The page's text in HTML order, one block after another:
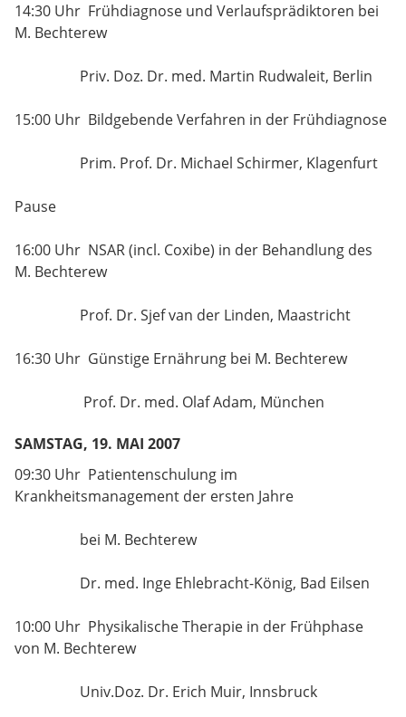
14:30 Uhr Frühdiagnose und Verlaufsprädiktoren bei
M. Bechterew
Priv. Doz. Dr. med. Martin Rudwaleit, Berlin
15:00 Uhr Bildgebende Verfahren in der Frühdiagnose
Prim. Prof. Dr. Michael Schirmer, Klagenfurt
Pause
16:00 Uhr NSAR (incl. Coxibe) in der Behandlung des
M. Bechterew
Prof. Dr. Sjef van der Linden, Maastricht
16:30 Uhr Günstige Ernährung bei M. Bechterew
Prof. Dr. med. Olaf Adam, München
SAMSTAG, 19. MAI 2007
09:30 Uhr Patientenschulung im
Krankheitsmanagement der ersten Jahre
bei M. Bechterew
Dr. med. Inge Ehlebracht-König, Bad Eilsen
10:00 Uhr Physikalische Therapie in der Frühphase
von M. Bechterew
Univ.Doz. Dr. Erich Muir, Innsbruck